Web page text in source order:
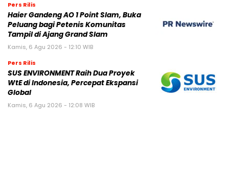
Pers Rilis
Haier Gandeng AO 1 Point Slam, Buka
Peluang bagi Petenis Komunitas
Tampil di Ajang Grand Slam
Kamis, 6 Agu 2026 - 12:10 WIB
Pers Rilis
SUS ENVIRONMENT Raih Dua Proyek
WtE di Indonesia, Percepat Ekspansi
Global
Kamis, 6 Agu 2026 - 12:08 WIB